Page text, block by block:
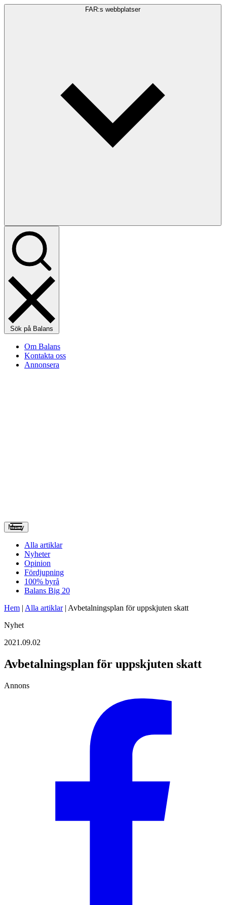
FAR:s webbplatser
Sök på Balans
Om Balans
Kontakta oss
Annonsera
Meny
Alla artiklar
Nyheter
Opinion
Fördjupning
100% byrå
Balans Big 20
Hem | Alla artiklar| Avbetalningsplan för uppskjuten skatt
Nyhet
2021.09.02
Avbetalningsplan för uppskjuten skatt
Annons